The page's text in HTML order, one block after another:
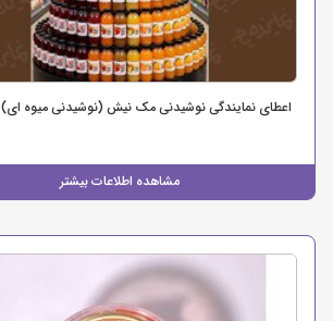
اعطای نمایندگی نوشیدنی مک نیش (نوشیدنی میوه ای)
مشاهده اطلاعات بیشتر